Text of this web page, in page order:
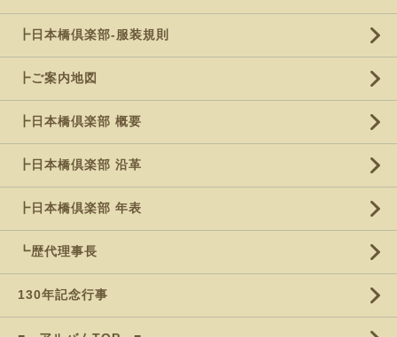
┣日本橋倶楽部-服装規則
┣ご案内地図
┣日本橋倶楽部 概要
┣日本橋倶楽部 沿革
┣日本橋倶楽部 年表
┗歴代理事長
130年記念行事